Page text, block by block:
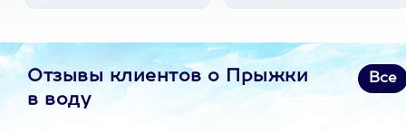
Отзывы клиентов о Прыжки
в воду
Все